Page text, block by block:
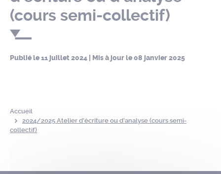
(cours semi-collectif)
Publié le11 juillet 2024 | Mis à jour le08 janvier 2025
Accueil
2024/2025 Atelier d’écriture ou d’analyse (cours semi-
collectif)